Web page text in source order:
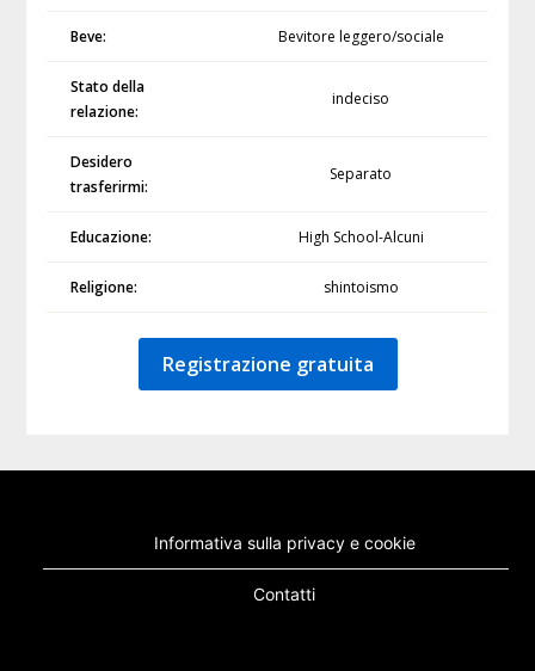
Beve: Bevitore leggero/sociale
Stato della
relazione:
indeciso
Desidero
trasferirmi:
Separato
Educazione: High School-Alcuni
Religione: shintoismo
Registrazione gratuita
Informativa sulla privacy e cookie
Contatti